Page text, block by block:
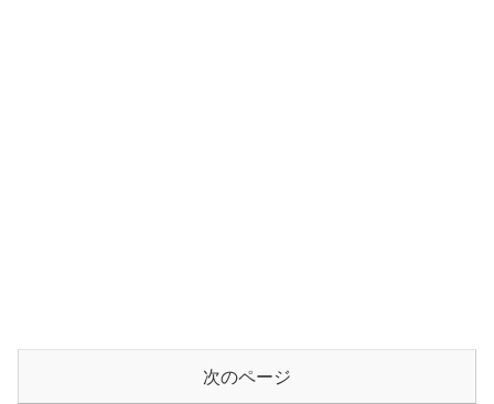
次のページ